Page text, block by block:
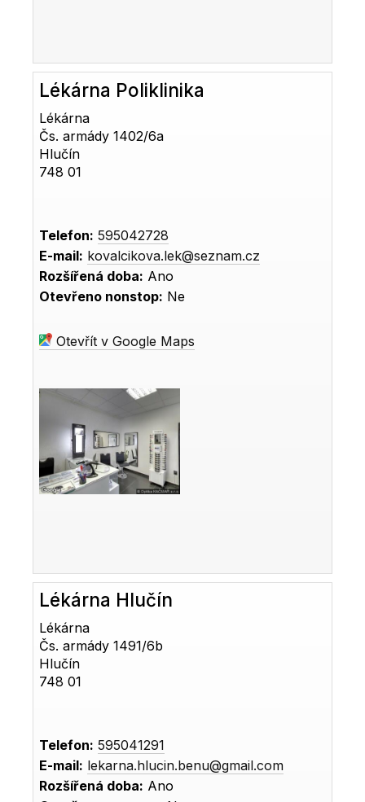
Lékárna Poliklinika
Lékárna
Čs. armády 1402/6a
Hlučín
748 01
Telefon: 595042728
E-mail: kovalcikova.lek@seznam.cz
Rozšířená doba: Ano
Otevřeno nonstop: Ne
Otevřít v Google Maps
Lékárna Hlučín
Lékárna
Čs. armády 1491/6b
Hlučín
748 01
Telefon: 595041291
E-mail: lekarna.hlucin.benu@gmail.com
Rozšířená doba: Ano